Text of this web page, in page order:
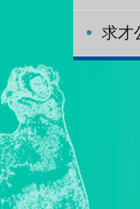
求才